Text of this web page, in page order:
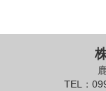
TEL：